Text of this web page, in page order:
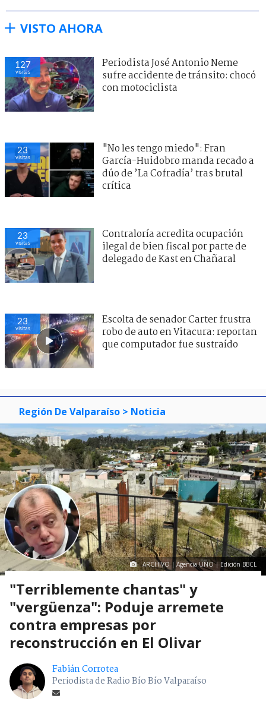
VISTO AHORA
127
visitas
Periodista José Antonio Neme
sufre accidente de tránsito: chocó
con motociclista
23
visitas
"No les tengo miedo": Fran
García-Huidobro manda recado a
dúo de ’La Cofradía’ tras brutal
crítica
23
visitas
Contraloría acredita ocupación
ilegal de bien fiscal por parte de
delegado de Kast en Chañaral
23
visitas
Escolta de senador Carter frustra
robo de auto en Vitacura: reportan
que computador fue sustraído
Región De Valparaíso > Noticia
ARCHIVO | Agencia UNO | Edición BBCL
"Terriblemente chantas" y
"vergüenza": Poduje arremete
contra empresas por
reconstrucción en El Olivar
Fabián Corrotea
Periodista de Radio Bío Bío Valparaíso